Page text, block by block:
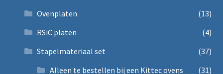
Ovenplaten
(13)
RSiC platen
(4)
Stapelmateriaal set
(37)
Alleen te bestellen bij een Kittec ovens
(31)